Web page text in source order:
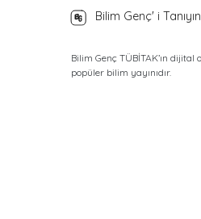
Bilim Genç' i Tanıyın
Bilim Genç TÜBİTAK’ın
popüler bilim yayınıdır.